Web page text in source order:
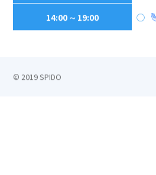
14:00 ∼ 19:00 ◯
© 2019 SPIDO